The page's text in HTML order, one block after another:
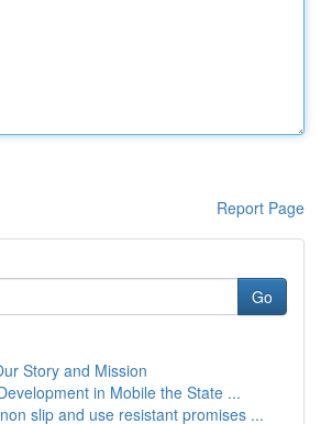
Report Page
Go
Story and Mission
in Mobile the State ...
slip and use resistant promises ...